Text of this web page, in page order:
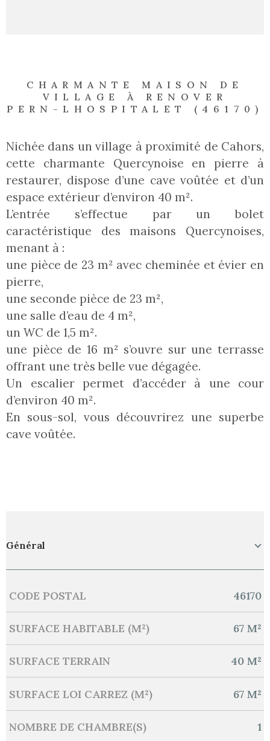
CHARMANTE MAISON DE
VILLAGE À RENOVER
PERN-LHOSPITALET (46170)
Nichée dans un village à proximité de Cahors,
cette charmante Quercynoise en pierre à
restaurer, dispose d’une cave voûtée et d’un
espace extérieur d’environ 40 m².
L’entrée s’effectue par un bolet
caractéristique des maisons Quercynoises,
menant à :
une pièce de 23 m² avec cheminée et évier en
pierre,
une seconde pièce de 23 m²,
une salle d’eau de 4 m²,
un WC de 1,5 m².
une pièce de 16 m² s’ouvre sur une terrasse
offrant une très belle vue dégagée.
Un escalier permet d’accéder à une cour
d’environ 40 m².
En sous-sol, vous découvrirez une superbe
cave voûtée.
Général
Caractérisque Valeurs
CODE POSTAL 46170
SURFACE HABITABLE (M²) 67 M²
SURFACE TERRAIN 40 M²
SURFACE LOI CARREZ (M²) 67 M²
NOMBRE DE CHAMBRE(S) 1